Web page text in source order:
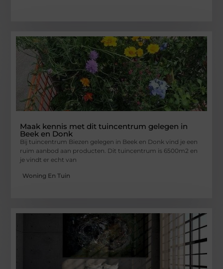
Maak kennis met dit tuincentrum gelegen in
Beek en Donk
Bij tuincentrum Biezen gelegen in Beek en Donk vind je een
ruim aanbod aan producten. Dit tuincentrum is 6500m2 en
je vindt er echt van
Woning En Tuin